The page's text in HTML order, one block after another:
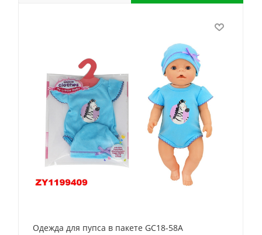
Одежда для пупса в пакете GC18-58A